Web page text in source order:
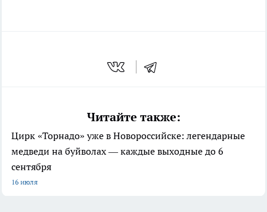
Читайте также:
Цирк «Торнадо» уже в Новороссийске: легендарные
медведи на буйволах — каждые выходные до 6
сентября
16 июля